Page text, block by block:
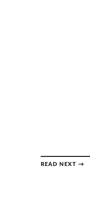
READ NEXT →